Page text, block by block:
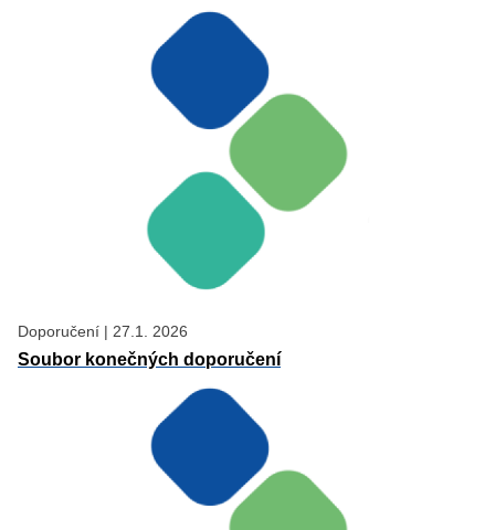
Doporučení | 27.1. 2026
Soubor konečných doporučení